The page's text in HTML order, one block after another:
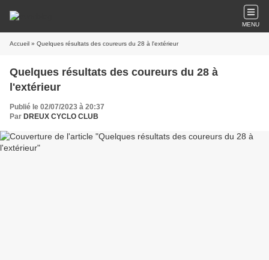
MENU
Accueil » Quelques résultats des coureurs du 28 à l'extérieur
Quelques résultats des coureurs du 28 à
l'extérieur
Publié le 02/07/2023 à 20:37
Par DREUX CYCLO CLUB